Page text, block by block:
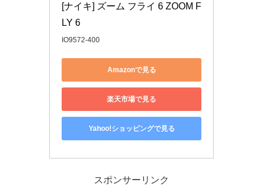
[ナイキ] ズーム フライ 6 ZOOM F
LY 6
IO9572-400
Amazonで見る
楽天市場で見る
Yahoo!ショッピングで見る
スポンサーリンク